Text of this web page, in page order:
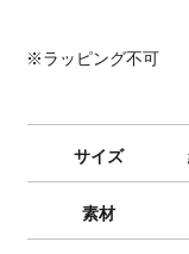
※ラッピング不可
サイズ
素材